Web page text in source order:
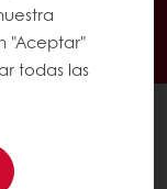
"Aceptar"
todas las